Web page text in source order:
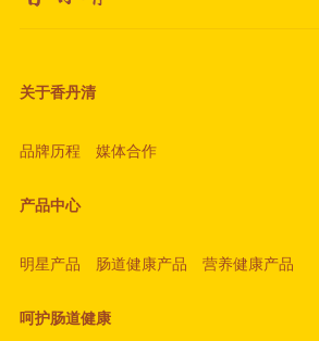
关于香丹清
品牌历程 媒体合作
产品中心
明星产品 肠道健康产品 营养健康产品
呵护肠道健康